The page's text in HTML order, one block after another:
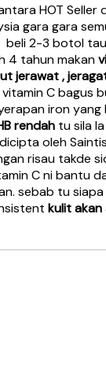
HOT
gara gara
beli 2-3 botol
4 tahun makan
jerawat ,
C bagus
iron yang
rendahtu sila la
oleh
risau takde
C ni bantu
sebab tu
kulit akan